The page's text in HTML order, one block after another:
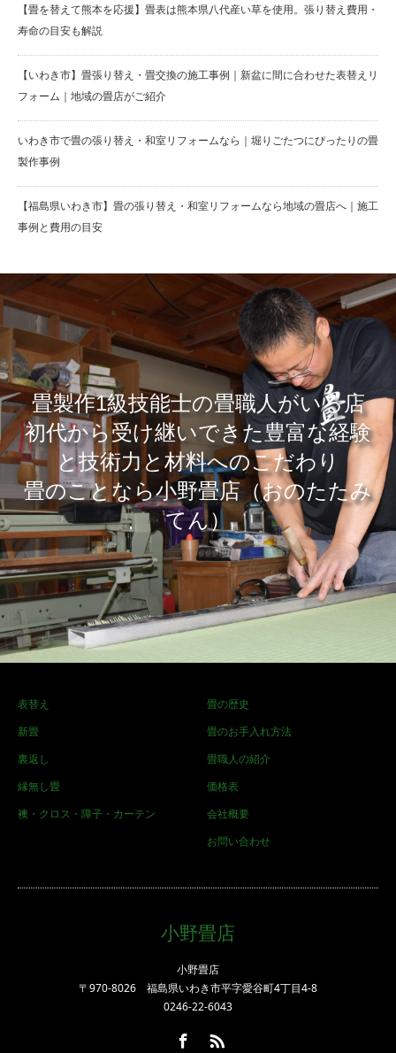
【畳を替えて熊本を応援】畳表は熊本県八代産い草を使用。張り替え費用・
寿命の目安も解説
【いわき市】畳張り替え・畳交換の施工事例｜新盆に間に合わせた表替えリ
フォーム｜地域の畳店がご紹介
いわき市で畳の張り替え・和室リフォームなら｜堀りごたつにぴったりの畳
製作事例
【福島県いわき市】畳の張り替え・和室リフォームなら地域の畳店へ｜施工
事例と費用の目安
畳製作1級技能士の畳職人がいる店
​初代から受け継いできた豊富な経験
と技術力と材料へのこだわり
畳のことなら小野畳店（おのたたみ
てん）
表替え
新畳
裏返し
縁無し畳
襖・クロス・障子・カーテン
畳の歴史
畳のお手入れ方法
畳職人の紹介
価格表
会社概要
お問い合わせ
小野畳店
小野畳店
〒970-8026 福島県いわき市平字愛谷町4丁目4-8
0246-22-6043